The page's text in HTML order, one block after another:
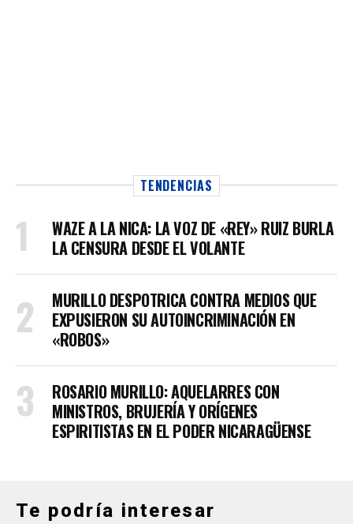
TENDENCIAS
WAZE A LA NICA: LA VOZ DE «REY» RUIZ BURLA
LA CENSURA DESDE EL VOLANTE
MURILLO DESPOTRICA CONTRA MEDIOS QUE
EXPUSIERON SU AUTOINCRIMINACIÓN EN
«ROBOS»
ROSARIO MURILLO: AQUELARRES CON
MINISTROS, BRUJERÍA Y ORÍGENES
ESPIRITISTAS EN EL PODER NICARAGÜENSE
Te podría interesar